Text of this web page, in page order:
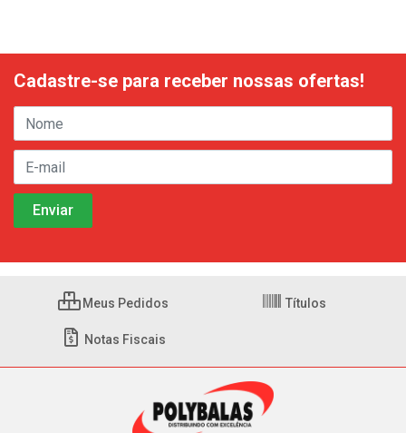
Cadastre-se para receber nossas ofertas!
Meus Pedidos Títulos
Notas Fiscais